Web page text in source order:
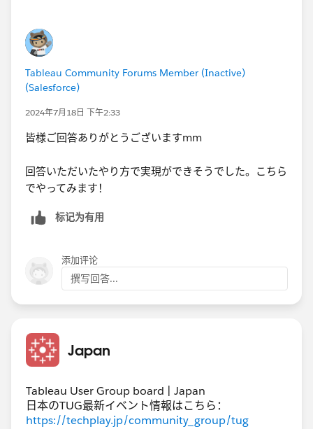
Tableau Community Forums Member (Inactive)
(Salesforce)
2024年7月18日 下午2:33
皆様ご回答ありがとうございますmm
回答いただいたやり方で​実現ができそうでした。​こちら
でやってみます！
标记为有用
添加评论
撰写回答...
Japan
Tableau User Group board | Japan
日本のTUG最新イベント情報はこちら：
https://techplay.jp/community_group/tug